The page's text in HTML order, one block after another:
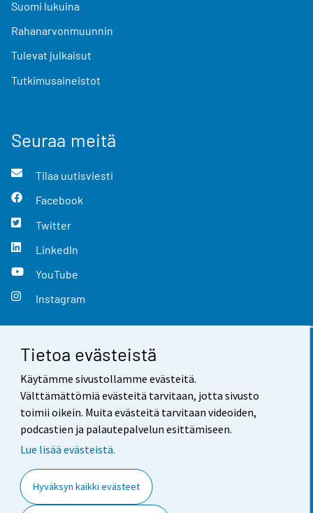
Tietoa evästeistä
Käytämme sivustollamme evästeitä.
Välttämättömiä evästeitä tarvitaan, jotta sivusto
toimii oikein. Muita evästeitä tarvitaan videoiden,
podcastien ja palautepalvelun esittämiseen.
Lue lisää evästeistä.
Hyväksyn kaikki evästeet
Suomi lukuina
Rahanarvonmuunnin
Tulevat julkaisut
Tutkimusaineistot
Seuraa meitä
Tilaa uutisviesti
Facebook
Twitter
LinkedIn
YouTube
Instagram
Yhteystiedot
Palaute
Käyttöehdot
Saavutettavuus
Tietoa sivustosta